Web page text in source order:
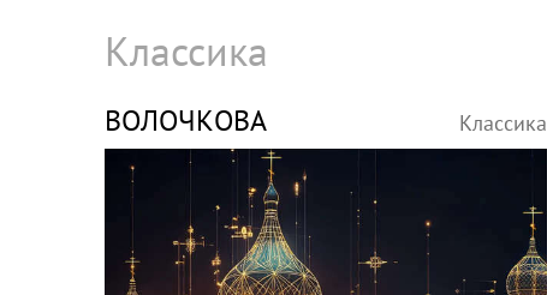
Классика
ВОЛОЧКОВА Классика